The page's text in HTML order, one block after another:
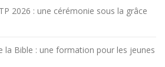
2026 : une cérémonie sous la grâce
la Bible : une formation pour les jeunes